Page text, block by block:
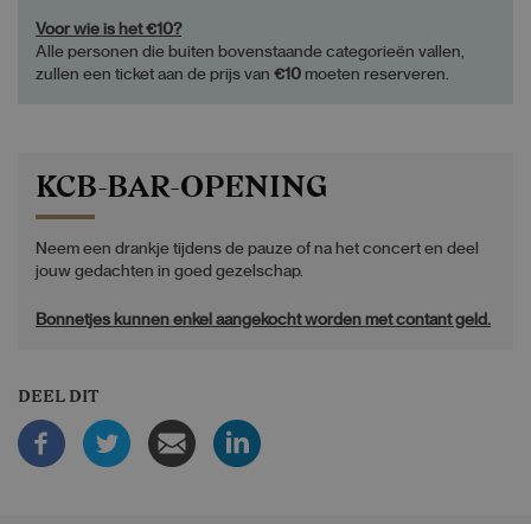
Voor wie is het €10?
Alle personen die buiten bovenstaande categorieën vallen,
zullen een ticket aan de prijs van €10 moeten reserveren.
KCB-BAR-OPENING
Neem een drankje tijdens de pauze of na het concert en deel
jouw gedachten in goed gezelschap.
Bonnetjes kunnen enkel aangekocht worden met contant geld.
DEEL DIT